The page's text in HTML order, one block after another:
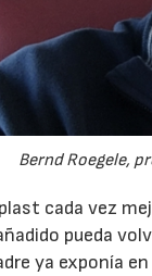
Bernd Roegele,
cada vez
pueda
ya exponía